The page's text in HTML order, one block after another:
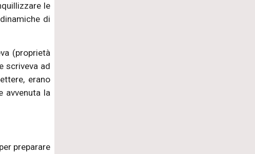
le
di
(proprietà
scriveva ad
erano
avvenuta la
preparare